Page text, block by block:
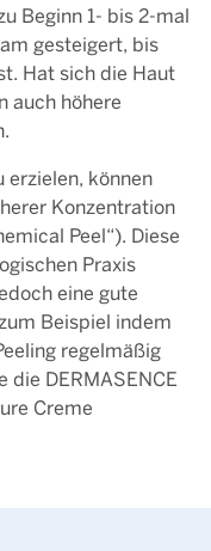
Beginn 1- bis 2-mal
gesteigert, bis
Hat sich die Haut
auch höhere
erzielen, können
Konzentration
Peel“). Diese
Praxis
eine gute
Beispiel indem
regelmäßig
DERMASENCE
Creme